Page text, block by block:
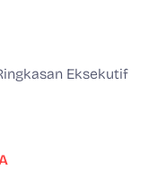
Eksekutif